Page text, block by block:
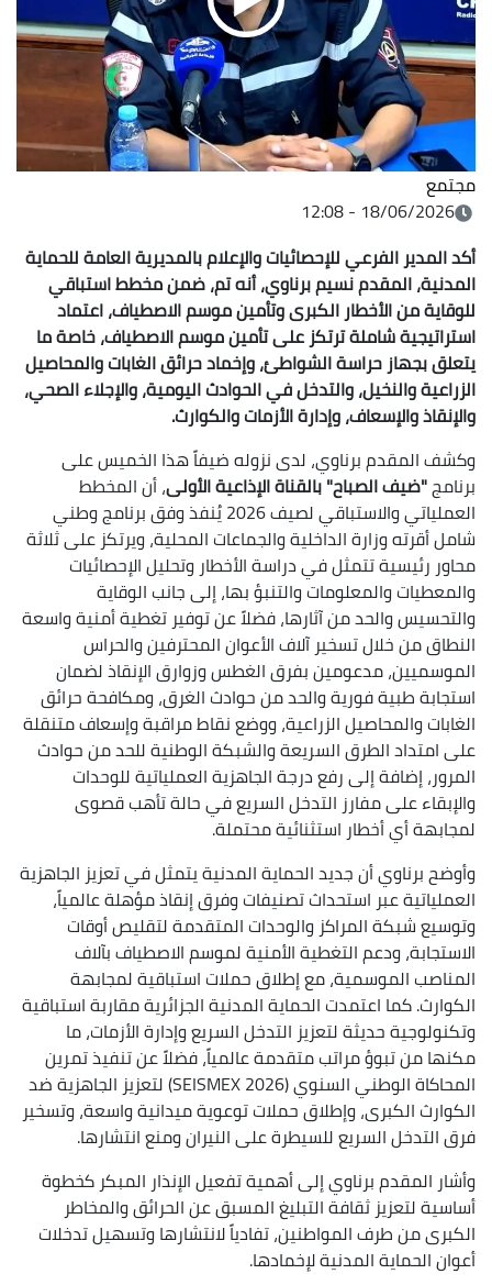
مجتمع
18/06/2026 - 12:08
أكد المدير الفرعي للإحصائيات والإعلام بالمديرية العامة للحماية
المدنية، المقدم نسيم برناوي، أنه تم، ضمن مخطط استباقي
للوقاية من الأخطار الكبرى وتأمين موسم الاصطياف، اعتماد
استراتيجية شاملة ترتكز على تأمين موسم الاصطياف، خاصة ما
يتعلق بجهاز حراسة الشواطئ، وإخماد حرائق الغابات والمحاصيل
الزراعية والنخيل، والتدخل في الحوادث اليومية، والإجلاء الصحي،
والإنقاذ والإسعاف، وإدارة الأزمات والكوارث.
وكشف المقدم برناوي، لدى نزوله ضيفاً هذا الخميس على
برنامج"ضيف الصباح" بالقناة الإذاعية الأولى، أن المخطط
العملياتي والاستباقي لصيف 2026 يُنفذ وفق برنامج وطني
شامل أقرته وزارة الداخلية والجماعات المحلية، ويرتكز على ثلاثة
محاور رئيسية تتمثل في دراسة الأخطار وتحليل الإحصائيات
والمعطيات والمعلومات والتنبؤ بها، إلى جانب الوقاية
والتحسيس والحد من آثارها، فضلاً عن توفير تغطية أمنية واسعة
النطاق من خلال تسخير آلاف الأعوان المحترفين والحراس
الموسميين، مدعومين بفرق الغطس وزوارق الإنقاذ لضمان
استجابة طبية فورية والحد من حوادث الغرق، ومكافحة حرائق
الغابات والمحاصيل الزراعية، ووضع نقاط مراقبة وإسعاف متنقلة
على امتداد الطرق السريعة والشبكة الوطنية للحد من حوادث
المرور، إضافة إلى رفع درجة الجاهزية العملياتية للوحدات
والإبقاء على مفارز التدخل السريع في حالة تأهب قصوى
لمجابهة أي أخطار استثنائية محتملة.
وأوضح برناوي أن جديد الحماية المدنية يتمثل في تعزيز الجاهزية
العملياتية عبر استحداث تصنيفات وفرق إنقاذ مؤهلة عالمياً،
وتوسيع شبكة المراكز والوحدات المتقدمة لتقليص أوقات
الاستجابة، ودعم التغطية الأمنية لموسم الاصطياف بآلاف
المناصب الموسمية، مع إطلاق حملات استباقية لمجابهة
الكوارث. كما اعتمدت الحماية المدنية الجزائرية مقاربة استباقية
وتكنولوجية حديثة لتعزيز التدخل السريع وإدارة الأزمات، ما
مكنها من تبوؤ مراتب متقدمة عالمياً، فضلاً عن تنفيذ تمرين
المحاكاة الوطني السنوي (SEISMEX 2026) لتعزيز الجاهزية ضد
الكوارث الكبرى، وإطلاق حملات توعوية ميدانية واسعة، وتسخير
فرق التدخل السريع للسيطرة على النيران ومنع انتشارها.
وأشار المقدم برناوي إلى أهمية تفعيل الإنذار المبكر كخطوة
أساسية لتعزيز ثقافة التبليغ المسبق عن الحرائق والمخاطر
الكبرى من طرف المواطنين، تفادياً لانتشارها وتسهيل تدخلات
أعوان الحماية المدنية لإخمادها.